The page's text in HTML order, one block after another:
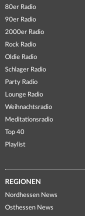
80er Radio
90er Radio
2000er Radio
Rock Radio
Oldie Radio
Schlager Radio
Party Radio
Lounge Radio
Weihnachtsradio
Meditationsradio
Top 40
Playlist
REGIONEN
Nordhessen News
Osthessen News